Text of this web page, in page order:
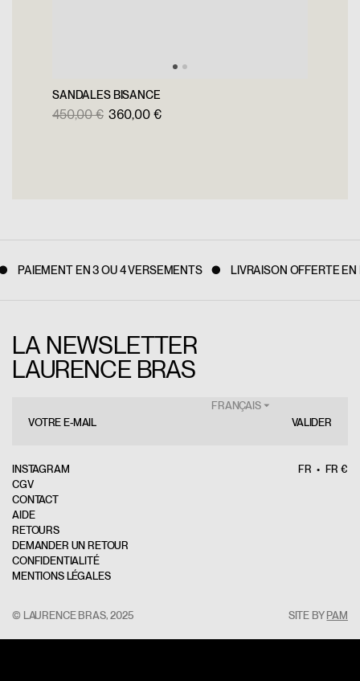
SANDALES BISANCE
450,00 € 360,00 €
PAIEMENT EN 3 OU 4 VERSEMENTS LIVRAISON OFFERTE EN
LA NEWSLETTER
LAURENCE BRAS
FRANÇAIS ⏷
VALIDER
CGV
CONTACT
AIDE
RETOURS
DEMANDER UN RETOUR
CONFIDENTIALITÉ
MENTIONS LÉGALES
INSTAGRAM FR FR €
© LAURENCE BRAS, 2025 SITE BY PAM